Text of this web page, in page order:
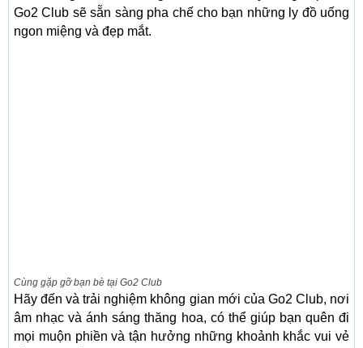
Go2 Club sẽ sẵn sàng pha chế cho bạn những ly đồ uống
ngon miệng và đẹp mắt.
Cùng gặp gỡ bạn bè tại Go2 Club
Hãy đến và trải nghiệm không gian mới của Go2 Club, nơi
âm nhạc và ánh sáng thăng hoa, có thể giúp bạn quên đi
mọi muộn phiền và tận hưởng những khoảnh khắc vui vẻ